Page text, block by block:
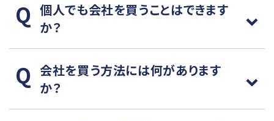
個人でも会社を買うことはできます
か？
会社を買う方法には何があります
か？